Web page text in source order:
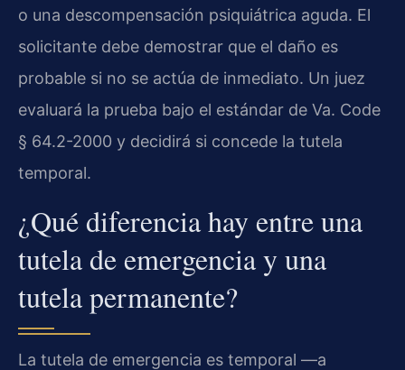
o una descompensación psiquiátrica aguda. El
solicitante debe demostrar que el daño es
probable si no se actúa de inmediato. Un juez
evaluará la prueba bajo el estándar de Va. Code
§ 64.2-2000 y decidirá si concede la tutela
temporal.
¿Qué diferencia hay entre una
tutela de emergencia y una
tutela permanente?
La tutela de emergencia es temporal —a